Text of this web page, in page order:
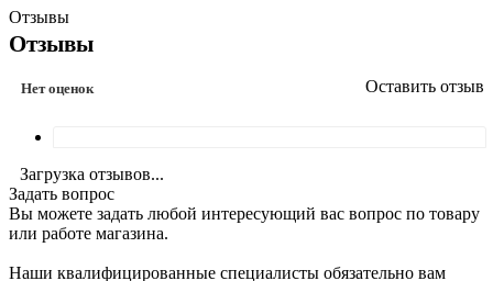
Отзывы
Отзывы
Нет оценок Оставить отзыв
Загрузка отзывов...
Задать вопрос
Вы можете задать любой интересующий вас вопрос по товару
или работе магазина.
Наши квалифицированные специалисты обязательно вам